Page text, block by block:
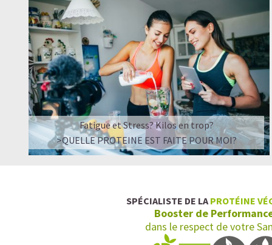
Fatigue et Stress? Kilos en trop?
>QUELLE PROTEINE EST FAITE POUR MOI?
SPÉCIALISTE DE LA PROTÉINE
Booster de
dans le respect de votre